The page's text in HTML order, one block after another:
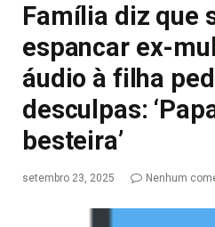
Família diz que
espancar ex-
áudio à filha
desculpas:
besteira’
setembro 23, 2025 Nenhum